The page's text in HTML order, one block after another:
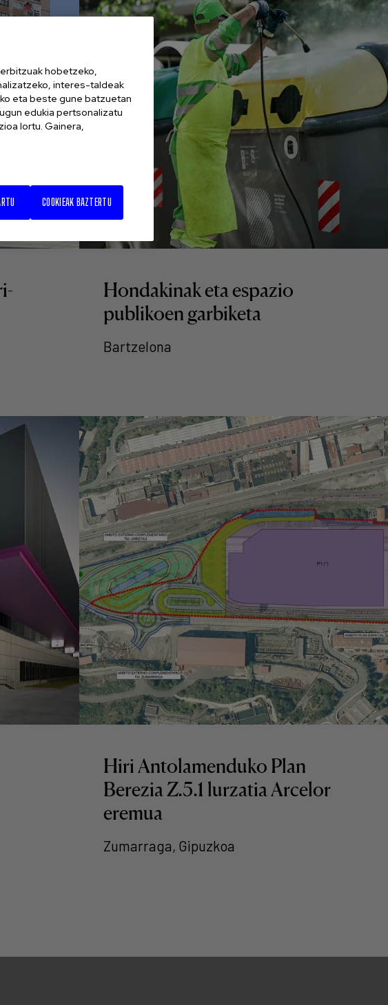
Hondakinak eta espazio
publikoen garbiketa
Bartzelona
Hiri Antolamenduko Plan
Berezia Z.5.1 lurzatia Arcelor
eremua
Zumarraga, Gipuzkoa
hobetzeko,
interes-taldeak
eta beste gune batzuetan
edukia pertsonalizatu
lortu. Gainera,
COOKIEAK BAZTERTU